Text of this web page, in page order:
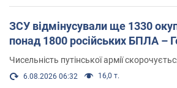
ЗСУ відмінусували ще 1330
понад 1800 російських БПЛА –
Чисельність путінської армії
6.08.2026 06:32 16,0 т.